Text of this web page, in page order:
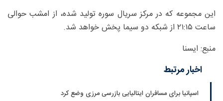
این مجموعه که در مرکز سریال سوره تولید شده، از امشب حوالی
ساعت ۲۱:۱۵ از شبکه دو سیما پخش خواهد شد.
منبع: ایسنا
اخبار مرتبط
اسپانیا برای مسافران ایتالیایی بازرسی مرزی وضع کرد